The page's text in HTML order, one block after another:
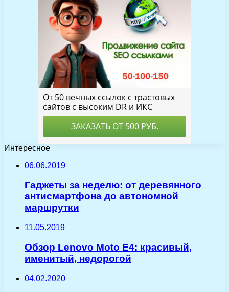
Интересное
06.06.2019
Гаджеты за неделю: от деревянного
антисмартфона до автономной
маршрутки
11.05.2019
Обзор Lenovo Moto E4: красивый,
именитый, недорогой
04.02.2020